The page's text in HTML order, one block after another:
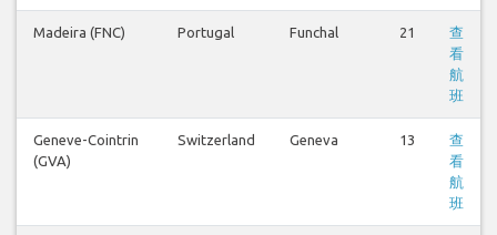
Madeira (FNC) Portugal Funchal 21
查
看
航
班
Geneve-Cointrin
(GVA)
Switzerland Geneva 13
查
看
航
班